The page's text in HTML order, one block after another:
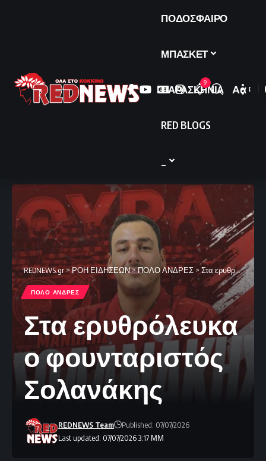
ΠΟΔΟΣΦΑΙΡΟ
ΜΠΑΣΚΕΤ
ΠΑΡΑΣΚΗΝΙΑ
RED BLOGS
9
Font
Αα
REDNEWS.gr>ΡΟΗ ΕΙΔΗΣΕΩΝ>ΠΟΛΟ ΑΝΔΡΕΣ > Στα ερυθρόλευκα ο φουνταριστός Σολανάκης
ΠΟΛΟ ΑΝΔΡΕΣ
Στα ερυθρόλευκα
ο φουνταριστός
Σολανάκης
Last updated: 07/07/2026 3:17 ΜΜ
REDNEWS Team Published: 07/07/2026